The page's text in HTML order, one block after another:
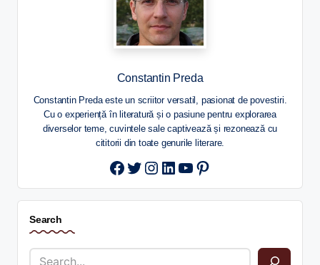
Constantin Preda
Constantin Preda este un scriitor versatil, pasionat de povestiri.
Cu o experiență în literatură și o pasiune pentru explorarea
diverselor teme, cuvintele sale captivează și rezonează cu
cititorii din toate genurile literare.
Twitter
Instagram
LinkedIn
YouTube
Pinterest
Search